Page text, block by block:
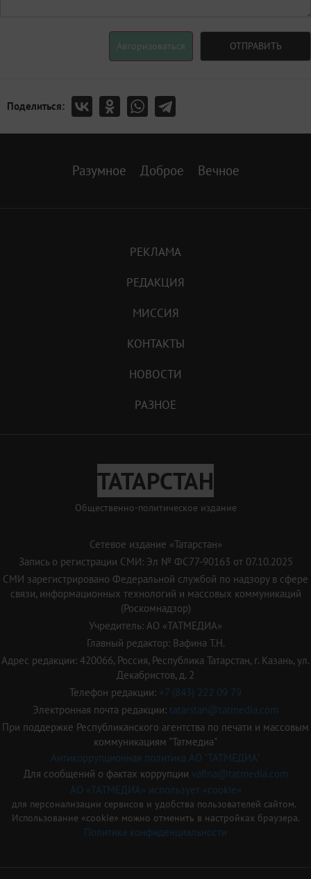
Авторизоваться ОТПРАВИТЬ
Поделиться:
Разумное Доброе Вечное
РЕКЛАМА
РЕДАКЦИЯ
МИССИЯ
КОНТАКТЫ
НОВОСТИ
РАЗНОЕ
ТАТАРСТАН
Общественно-политическое издание
Сетевое издание «Татарстан»
Запись о регистрации СМИ: Эл № ФС77-90163 от 07.10.2025
СМИ зарегистрировано Федеральной службой по надзору в сфере
связи, информационных технологий и массовых коммуникаций
(Роскомнадзор)
Учредитель: АО «ТАТМЕДИА»
Главный редактор: Вафина Т.Н.
Адрес редакции: 420066, Россия, Республика Татарстан, г. Казань, ул.
Декабристов, д. 2
Телефон редакции: +7 (843) 222 09 79
Электронная почта редакции: tatarstan@tatmedia.com
При поддержке Республиканского агентства по печати и массовым
коммуникациям "Татмедиа"
Антикоррупционная политика АО "ТАТМЕДИА"
Для сообщений о фактах коррупции vafina@tatmedia.com
АО «ТАТМЕДИА» использует «cookie»
для персонализации сервисов и удобства пользователей сайтом.
Использование «cookie» можно отменить в настройках браузера.
Политика конфиденциальности